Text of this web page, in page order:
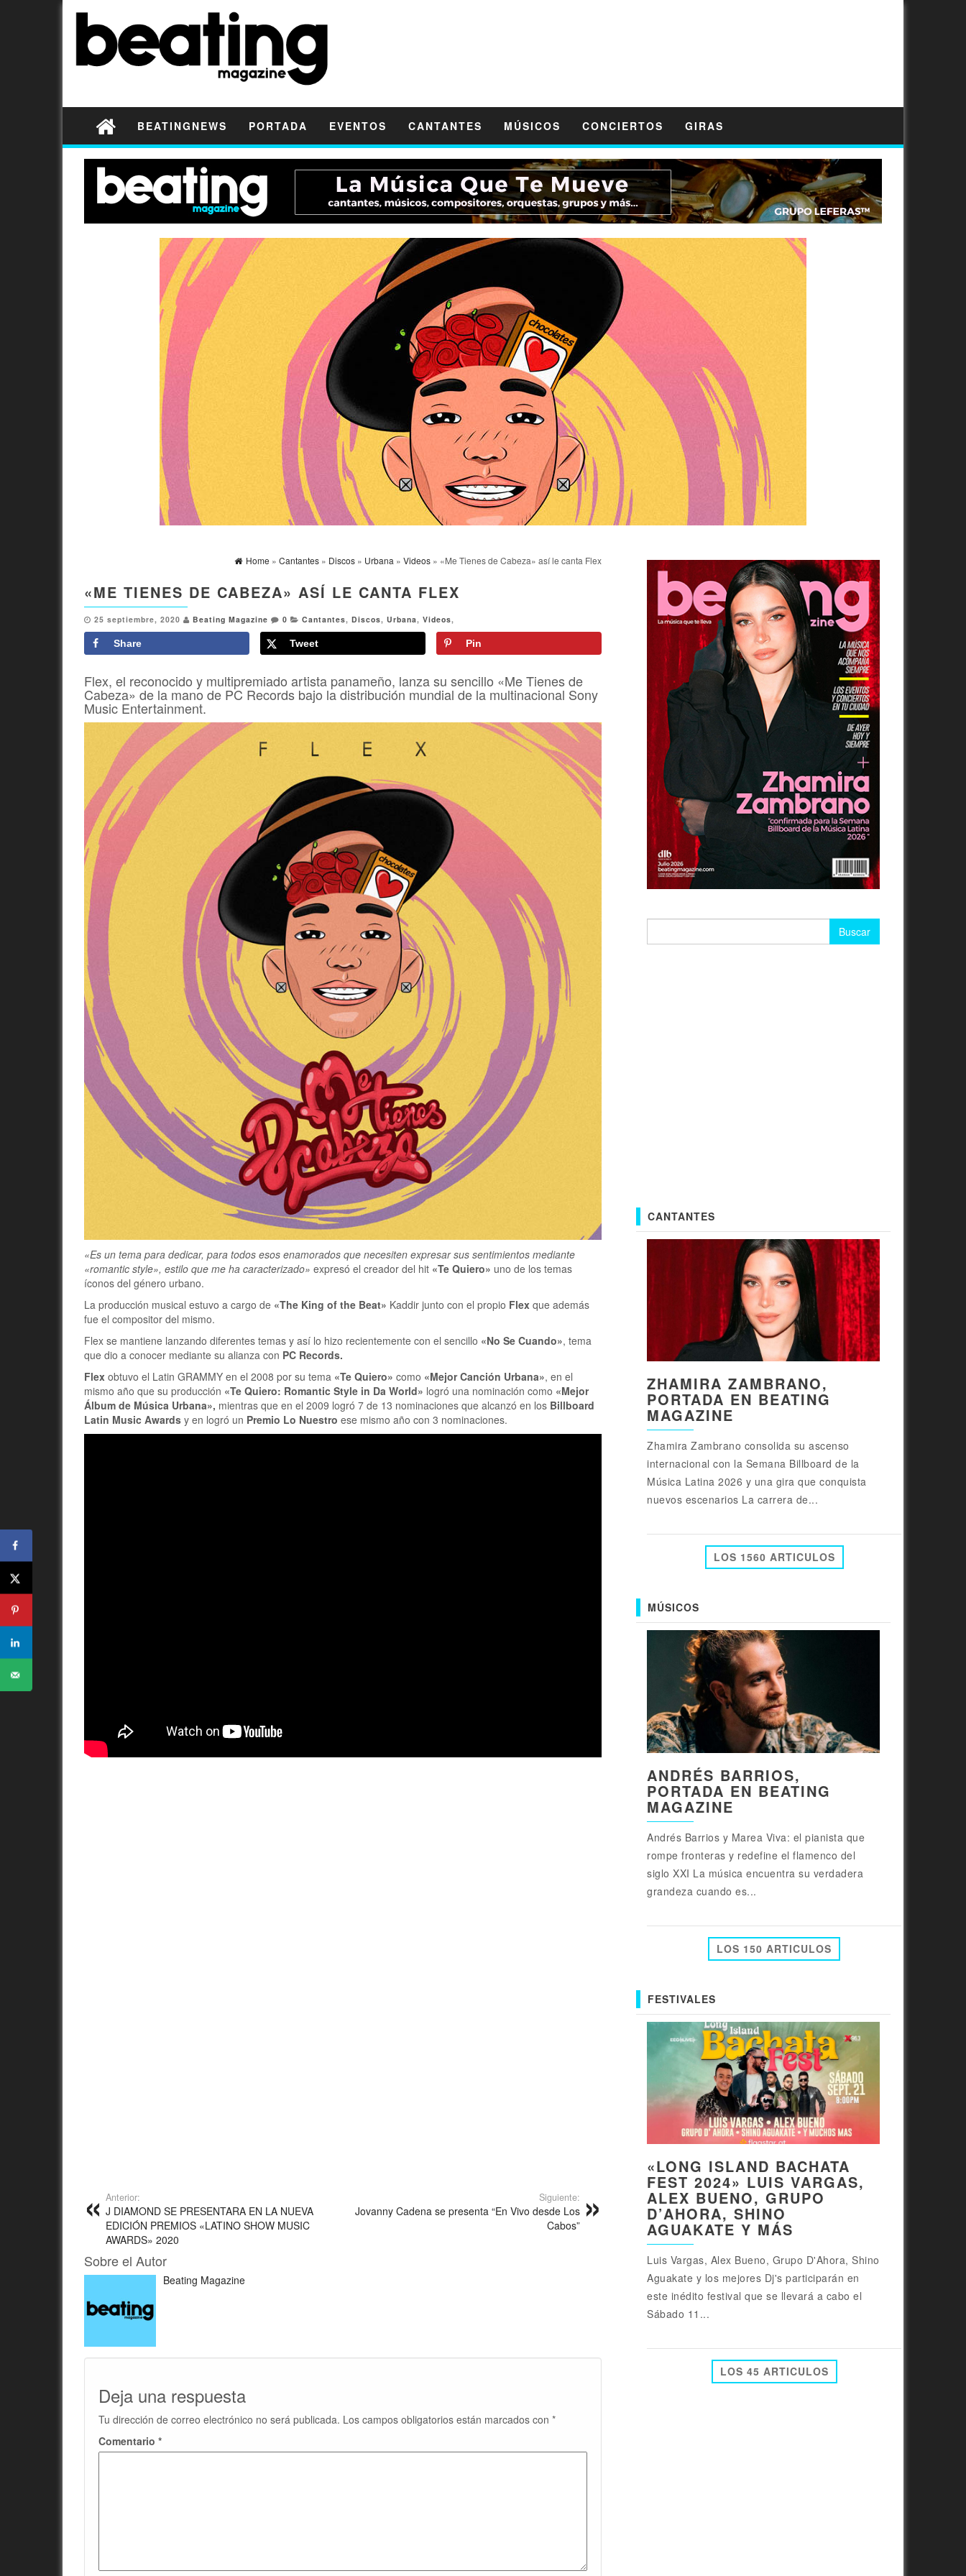
BEATINGNEWS PORTADA EVENTOS CANTANTES MÚSICOS CONCIERTOS GIRAS
Home » Cantantes » Discos » Urbana » Videos » «Me Tienes de Cabeza» así le canta Flex
«ME TIENES DE CABEZA» ASÍ LE CANTA FLEX
25 septiembre, 2020 Beating Magazine 0 Cantantes, Discos, Urbana, Videos,
Share Tweet Pin
Flex, el reconocido y multipremiado artista panameño, lanza su sencillo «Me Tienes de
Cabeza» de la mano de PC Records bajo la distribución mundial de la multinacional Sony
Music Entertainment.
«Es un tema para dedicar, para todos esos enamorados que necesiten expresar sus sentimientos mediante
«romantic style», estilo que me ha caracterizado» expresó el creador del hit «Te Quiero» uno de los temas
íconos del género urbano.
La producción musical estuvo a cargo de «The King of the Beat» Kaddir junto con el propio Flex que además
fue el compositor del mismo.
Flex se mantiene lanzando diferentes temas y así lo hizo recientemente con el sencillo «No Se Cuando», tema
que dio a conocer mediante su alianza con PC Records.
Flex obtuvo el Latin GRAMMY en el 2008 por su tema «Te Quiero» como «Mejor Canción Urbana», en el
mismo año que su producción «Te Quiero: Romantic Style in Da World» logró una nominación como «Mejor
Álbum de Música Urbana», mientras que en el 2009 logró 7 de 13 nominaciones que alcanzó en los Billboard
Latin Music Awards y en logró un Premio Lo Nuestro ese mismo año con 3 nominaciones.
Anterior:
J DIAMOND SE PRESENTARA EN LA NUEVA
EDICIÓN PREMIOS «LATINO SHOW MUSIC
AWARDS» 2020
Siguiente:
Jovanny Cadena se presenta “En Vivo desde Los
Cabos”
Sobre el Autor
Beating Magazine
Deja una respuesta
Tu dirección de correo electrónico no será publicada. Los campos obligatorios están marcados con *
Comentario *
CANTANTES
ZHAMIRA ZAMBRANO,
PORTADA EN BEATING
MAGAZINE
Zhamira Zambrano consolida su ascenso
internacional con la Semana Billboard de la
Música Latina 2026 y una gira que conquista
nuevos escenarios La carrera de...
LOS 1560 ARTICULOS
MÚSICOS
ANDRÉS BARRIOS,
PORTADA EN BEATING
MAGAZINE
Andrés Barrios y Marea Viva: el pianista que
rompe fronteras y redefine el flamenco del
siglo XXI La música encuentra su verdadera
grandeza cuando es...
LOS 150 ARTICULOS
FESTIVALES
«LONG ISLAND BACHATA
FEST 2024» LUIS VARGAS,
ALEX BUENO, GRUPO
D’AHORA, SHINO
AGUAKATE Y MÁS
Luis Vargas, Alex Bueno, Grupo D'Ahora, Shino
Aguakate y los mejores Dj's participarán en
este inédito festival que se llevará a cabo el
Sábado 11...
LOS 45 ARTICULOS